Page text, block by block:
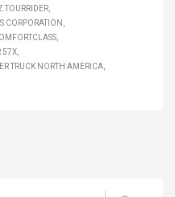
TOURRIDER
CORPORATION
57X
TRUCK NORTH AMERICA